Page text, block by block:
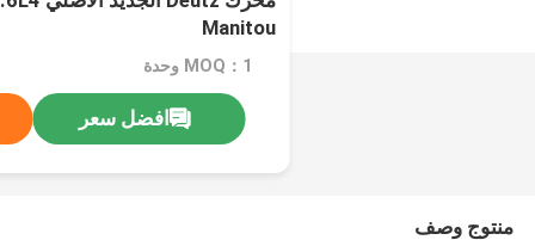
Manitou
MOQ：1 وحدة
افضل سعر
منتوج وصف